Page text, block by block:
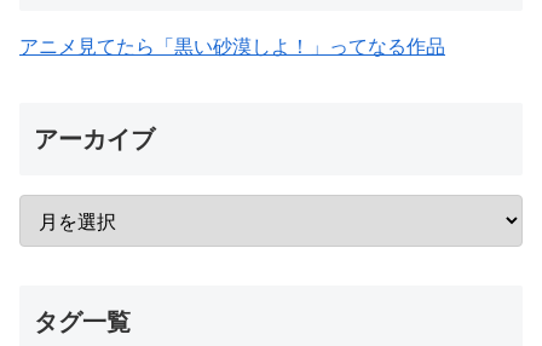
アニメ見てたら「黒い砂漠しよ！」ってなる作品
アーカイブ
タグ一覧